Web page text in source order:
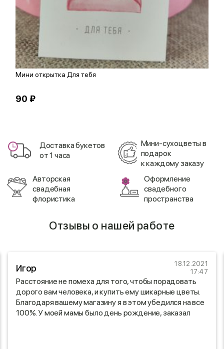
Мини открытка Для тебя
90 ₽
Доставка букетов
от 1 часа
Мини-сухоцветы в
подарок
к каждому заказу
Авторская
свадебная
флористика
Оформление
свадебного
пространства
Отзывы о нашей работе
Игор
18.12.2021
17:47
Расстояние не помеха для того, чтобы порадовать
дорого вам человека, и купить ему шикарные цветы.
Благодаря вашему магазину я в этом убедился на все
100%. У моей мамы было день рождение, заказал